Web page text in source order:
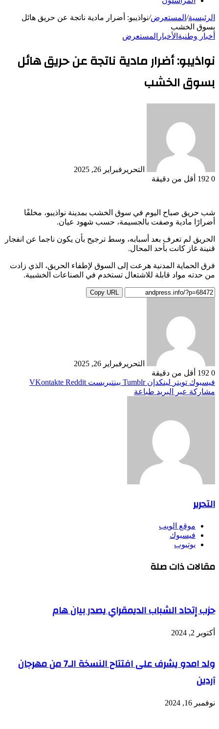
الرئيسية/ المستعرض/نواذيبو: أضرار مادية ناتجة عن حريق هائل
بسوق الخشب
أخبار وطنية الأخبار المستعرض
نواذيبو: أضرار مادية ناتجة عن حريق هائل
بسوق الخشب
التحرير فبراير 26, 2025
0
أقل من دقيقة
شب حريق صباح اليوم في سوق الخشب بمدينة نواذيبو، مخلفًا
أضرارًا مادية وصفت بالجسيمة، حسب شهود عيان.
الحريق لم تعرف بعد أسبابه، وسط ترجيح بأن يكون ناجما عن انفجار
قنينة غاز كانت بأحد المحال.
فرق الحماية المدنية هرعت إلى السوق لإطفاء الحريق، الذي زادت
من حدته مواد قابلة للاشتعال تستخدم في الصناعات الخشبية.
Copy URL
التحرير فبراير 26, 2025
0
أقل من دقيقة
فيسبوك تويتر لينكدإن بينتيريست
مشاركة عبر البريد طباعة
التحرير
موقع الويب
فيسبوك
يوتيوب
مقالات ذات صلة
حزب إتحاد الشباب الديمقراي يصدر بيان هام
أكتوبر 2, 2024
ولد امدو يشرف على افتتاح النسخة الـ7 من مهرجان
آردين
نوفمبر 16, 2024